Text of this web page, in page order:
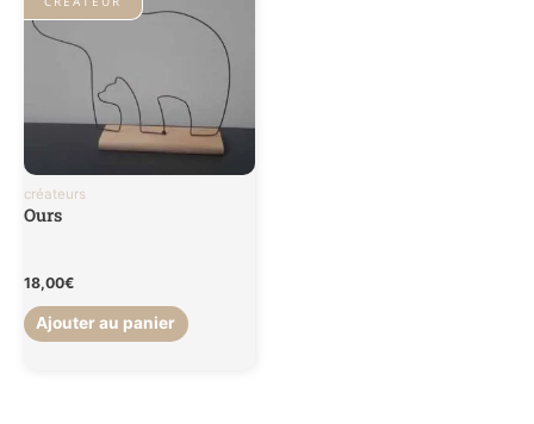
créateurs
Ours
18,00€
Ajouter au panier